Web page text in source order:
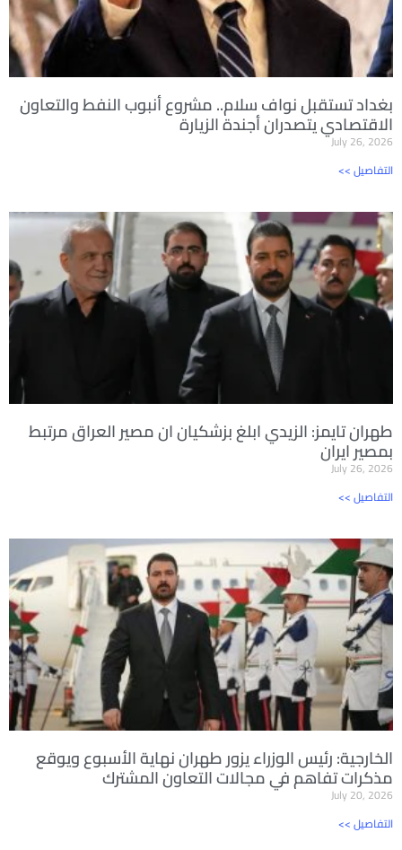
بغداد تستقبل نواف سلام.. مشروع أنبوب النفط والتعاون
الاقتصادي يتصدران أجندة الزيارة
July 26, 2026
<< التفاصيل
طهران تايمز: الزيدي ابلغ بزشكيان ان مصير العراق مرتبط
بمصير ايران
July 26, 2026
<< التفاصيل
الخارجية: رئيس الوزراء يزور طهران نهاية الأسبوع ويوقع
مذكرات تفاهم في مجالات التعاون المشترك
July 20, 2026
<< التفاصيل